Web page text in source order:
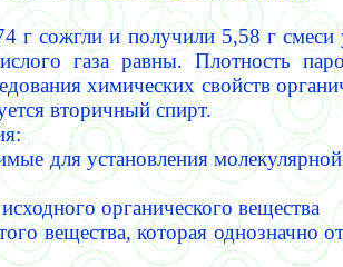
г сожгли и получили 5,58 г смеси
газа равны. Плотность
химических свойств
вторичный спирт.
для установления
органического вещества
вещества, которая однозначно